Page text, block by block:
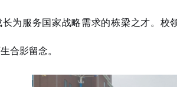
为服务国家战略需求的栋梁之才。校
合影留念。